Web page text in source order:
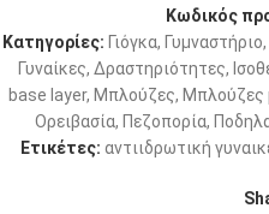
Κωδικός
Κατηγορίες: Γιόγκα, Γυμναστήριο,
Γυναίκες, Δραστηριότητες,
base layer, Μπλούζες, Μπλούζες
Ορειβασία, Πεζοπορία,
Ετικέτες: αντιιδρωτική